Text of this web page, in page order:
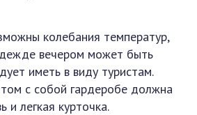
колебания температур,
вечером может быть
иметь в виду туристам.
с собой гардеробе должна
и легкая курточка.